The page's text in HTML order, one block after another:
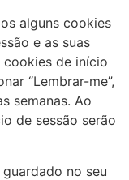
alguns cookies
e as suas
cookies de início
“Lembrar-me”,
semanas. Ao
de sessão serão
no seu